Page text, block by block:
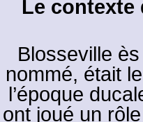
Le contexte
Blosseville
nommé, était
l’époque
ont joué un